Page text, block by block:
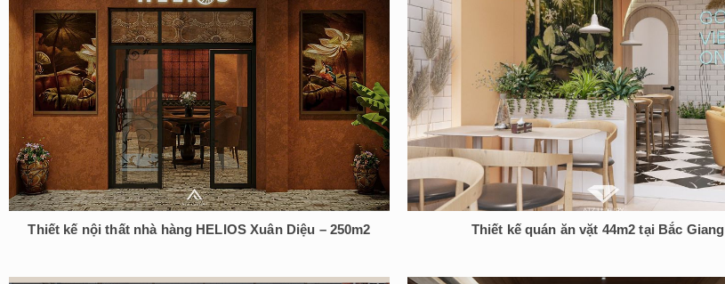
Thiết kế nội thất nhà hàng HELIOS Xuân Diệu – 250m2 Thiết kế quán ăn vặt 44m2 tại Bắc Giang